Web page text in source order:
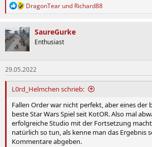
R
k
t
i
o
n
e
n
DragonTear und Richard88
SaureGurke
Enthusiast
29.05.2022
L0rd_Helmchen schrieb:
Fallen Order war nicht perfekt, aber eines der
beste Star Wars Spiel seit KotOR. Also mal
erfolgreiche Studio mit der Fortsetzung
natürlich so tun, als kenne man das Ergebnis
Kommentare abgeben.